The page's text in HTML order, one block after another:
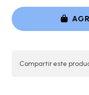
Compartir este